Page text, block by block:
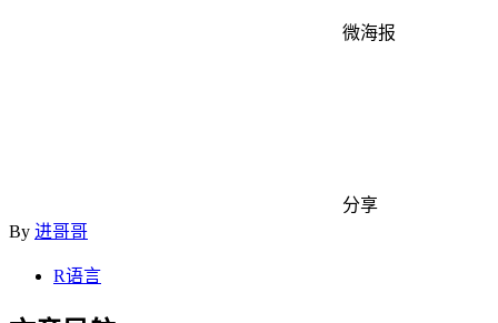
微海报
分享
By 进哥哥
R语言